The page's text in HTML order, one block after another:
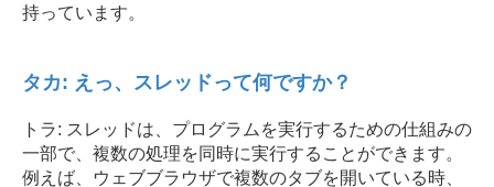
持っています。
タカ: えっ、スレッドって何ですか？
トラ: スレッドは、プログラムを実行するための仕組みの
一部で、複数の処理を同時に実行することができます。
例えば、ウェブブラウザで複数のタブを開いている時、